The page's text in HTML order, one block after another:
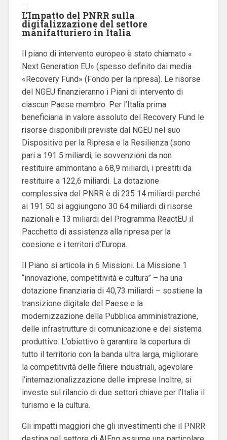
L’Impatto del PNRR sulla
digitalizzazione del settore
manifatturiero in Italia
Il piano di intervento europeo è stato chiamato «
Next Generation EU» (spesso definito dai media
«Recovery Fund» (Fondo per la ripresa). Le risorse
del NGEU finanzieranno i Piani di intervento di
ciascun Paese membro. Per l’Italia prima
beneficiaria in valore assoluto del Recovery Fund le
risorse disponibili previste dal NGEU nel suo
Dispositivo per la Ripresa e la Resilienza (sono
pari a 191 5 miliardi; le sovvenzioni da non
restituire ammontano a 68,9 miliardi, i prestiti da
restituire a 122,6 miliardi. La dotazione
complessiva del PNRR è di 235 14 miliardi perché
ai 191 50 si aggiungono 30 64 miliardi di risorse
nazionali e 13 miliardi del Programma ReactEU il
Pacchetto di assistenza alla ripresa per la
coesione e i territori d’Europa.
Il Piano si articola in 6 Missioni. La Missione 1
“innovazione, competitività e cultura” – ha una
dotazione finanziaria di 40,73 miliardi – sostiene la
transizione digitale del Paese e la
modernizzazione della Pubblica amministrazione,
delle infrastrutture di comunicazione e del sistema
produttivo. L’obiettivo è garantire la copertura di
tutto il territorio con la banda ultra larga, migliorare
la competitività delle filiere industriali, agevolare
l’internazionalizzazione delle imprese Inoltre, si
investe sul rilancio di due settori chiave per l’Italia il
turismo e la cultura.
Gli impatti maggiori che gli investimenti che il PNRR